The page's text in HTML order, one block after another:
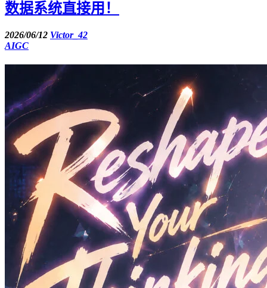
数据系统直接用！
2026/06/12 Victor_42
AIGC